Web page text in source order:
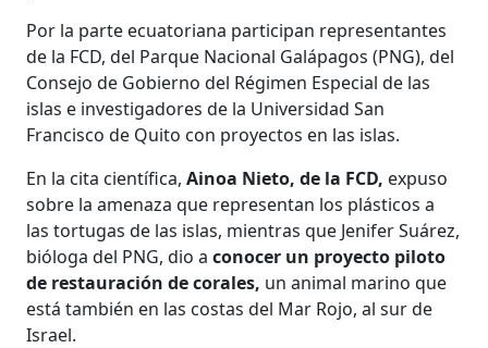
Por la parte ecuatoriana participan representantes
de la FCD, del Parque Nacional Galápagos (PNG), del
Consejo de Gobierno del Régimen Especial de las
islas e investigadores de la Universidad San
Francisco de Quito con proyectos en las islas.
En la cita científica,Ainoa Nieto, de la FCD, expuso
sobre la amenaza que representan los plásticos a
las tortugas de las islas, mientras que Jenifer Suárez,
bióloga del PNG, dio aconocer un proyecto piloto
de restauración de corales, un animal marino que
está también en las costas del Mar Rojo, al sur de
Israel.